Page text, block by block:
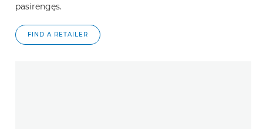
pasirengęs.
FIND A RETAILER